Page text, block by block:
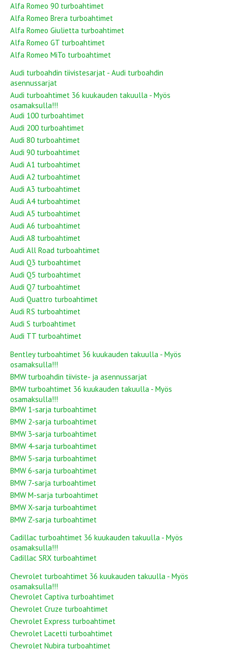
Alfa Romeo 90 turboahtimet
Alfa Romeo Brera turboahtimet
Alfa Romeo Giulietta turboahtimet
Alfa Romeo GT turboahtimet
Alfa Romeo MiTo turboahtimet
Audi turboahdin tiivistesarjat - Audi turboahdin
asennussarjat
Audi turboahtimet 36 kuukauden takuulla - Myös
osamaksulla!!!
Audi 100 turboahtimet
Audi 200 turboahtimet
Audi 80 turboahtimet
Audi 90 turboahtimet
Audi A1 turboahtimet
Audi A2 turboahtimet
Audi A3 turboahtimet
Audi A4 turboahtimet
Audi A5 turboahtimet
Audi A6 turboahtimet
Audi A8 turboahtimet
Audi All Road turboahtimet
Audi Q3 turboahtimet
Audi Q5 turboahtimet
Audi Q7 turboahtimet
Audi Quattro turboahtimet
Audi RS turboahtimet
Audi S turboahtimet
Audi TT turboahtimet
Bentley turboahtimet 36 kuukauden takuulla - Myös
osamaksulla!!!
BMW turboahdin tiiviste- ja asennussarjat
BMW turboahtimet 36 kuukauden takuulla - Myös
osamaksulla!!!
BMW 1-sarja turboahtimet
BMW 2-sarja turboahtimet
BMW 3-sarja turboahtimet
BMW 4-sarja turboahtimet
BMW 5-sarja turboahtimet
BMW 6-sarja turboahtimet
BMW 7-sarja turboahtimet
BMW M-sarja turboahtimet
BMW X-sarja turboahtimet
BMW Z-sarja turboahtimet
Cadillac turboahtimet 36 kuukauden takuulla - Myös
osamaksulla!!!
Cadillac SRX turboahtimet
Chevrolet turboahtimet 36 kuukauden takuulla - Myös
osamaksulla!!!
Chevrolet Captiva turboahtimet
Chevrolet Cruze turboahtimet
Chevrolet Express turboahtimet
Chevrolet Lacetti turboahtimet
Chevrolet Nubira turboahtimet